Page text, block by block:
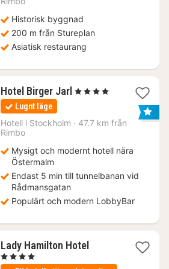
Historisk byggnad
200 m från Stureplan
Asiatisk restaurang
Hotel Birger Jarl 1
860
, 4 Stjärnor
Lugnt läge
Hotell i Stockholm · 47.7 km från
Rimbo
Mysigt och modernt hotell nära
Östermalm
Endast 5 min till tunnelbanan vid
Rådmansgatan
Populärt och modern LobbyBar
Lady Hamilton Hotel1
från
, 4 Stjärnor